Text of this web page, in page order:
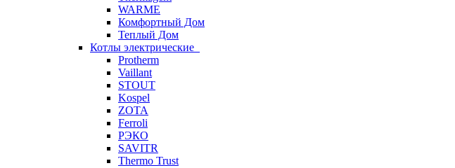
WARME
Комфортный Дом
Теплый Дом
Котлы электрические
Protherm
Vaillant
STOUT
Kospel
ZOTA
Ferroli
РЭКО
SAVITR
Thermo Trust